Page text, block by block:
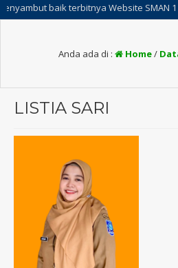
baik terbitnya Website SMAN 1
Anda ada di : Home/
LISTIA SARI